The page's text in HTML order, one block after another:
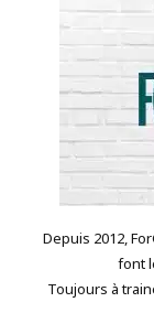
Depuis 2012,
font
Toujours à